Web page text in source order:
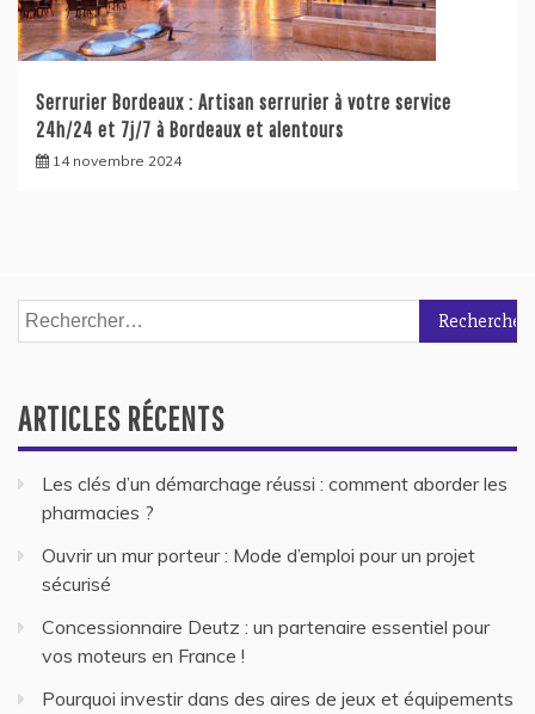
Serrurier Bordeaux : Artisan serrurier à votre service
24h/24 et 7j/7 à Bordeaux et alentours
14 novembre 2024
Rechercher :
ARTICLES RÉCENTS
Les clés d’un démarchage réussi : comment aborder les
pharmacies ?
Ouvrir un mur porteur : Mode d’emploi pour un projet
sécurisé
Concessionnaire Deutz : un partenaire essentiel pour
vos moteurs en France !
Pourquoi investir dans des aires de jeux et équipements